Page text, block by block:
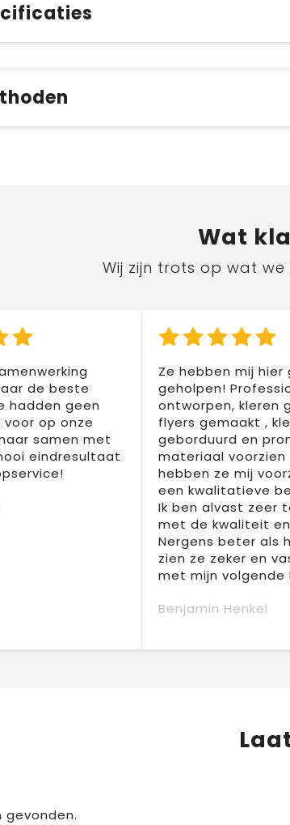
Wat
Wij zijn trots op wat
de beste
hadden geen
op onze
samen met
eindresultaat
Ze hebben mij hier
geholpen!
ontworpen, kleren
flyers gemaakt ,
geborduurd en
materiaal voorzien
hebben ze mij
een kwalitatieve
Ik ben alvast zeer
met de kwaliteit
Nergens beter als
zien ze zeker en
met mijn volgende
Benjamin Henkel